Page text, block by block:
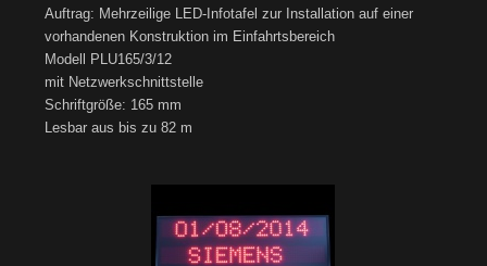
Auftrag: Mehrzeilige LED-Infotafel zur Installation auf einer
vorhandenen Konstruktion im Einfahrtsbereich
Modell PLU165/3/12
mit Netzwerkschnittstelle
Schriftgröße: 165 mm
Lesbar aus bis zu 82 m